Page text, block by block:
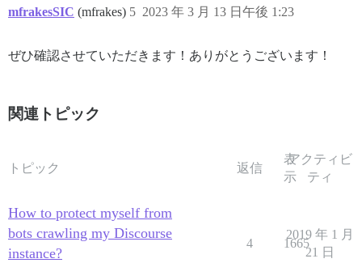
mfrakesSIC (mfrakes) 2023 年 3 月 13 日午後 1:23
5
ぜひ確認させていただきます！ありがとうございます！
関連トピック
トピック 返信
表
示
アクティビ
ティ
How to protect myself from
bots crawling my Discourse
instance?
4 1665
2019 年 1 月
21 日